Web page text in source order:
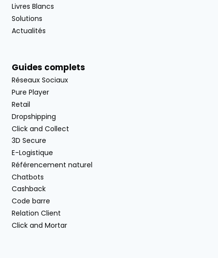
Livres Blancs
Solutions
Actualités
Guides complets
Réseaux Sociaux
Pure Player
Retail
Dropshipping
Click and Collect
3D Secure
E-Logistique
Référencement naturel
Chatbots
Cashback
Code barre
Relation Client
Click and Mortar